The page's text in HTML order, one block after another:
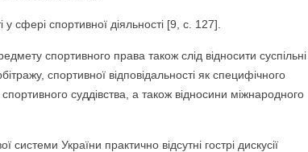
у сфері спортивної діяльності [9, с. 127].
спортивного права також слід відносити суспільні
спортивної відповідальності як специфічного
суддівства, а також відносини міжнародного
системи України практично відсутні гострі дискусії